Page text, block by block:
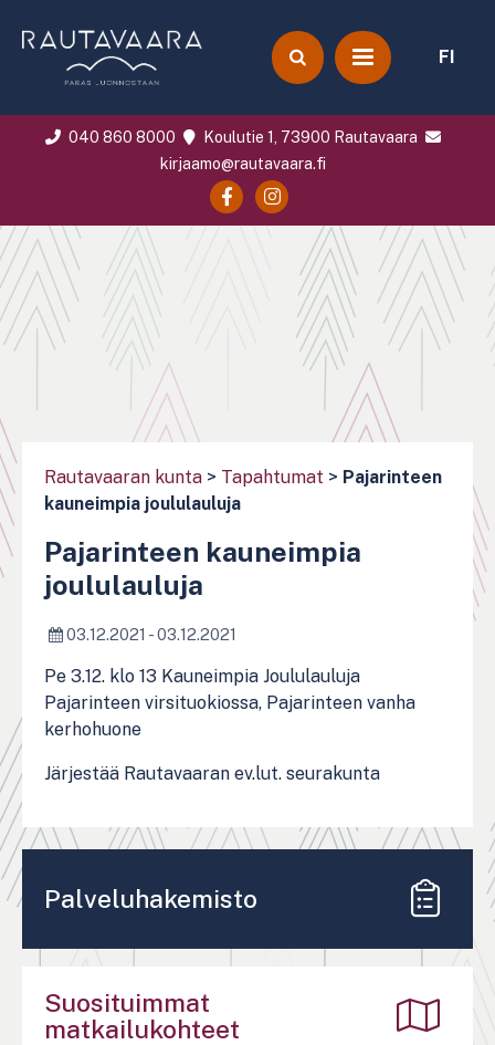
FI
040 860 8000
Koulutie 1, 73900 Rautavaara
kirjaamo@rautavaara.fi
Rautavaaran kunta > Tapahtumat > Pajarinteen
kauneimpia joululauluja
Pajarinteen kauneimpia
joululauluja
03.12.2021 - 03.12.2021
Pe 3.12. klo 13 Kauneimpia Joululauluja
Pajarinteen virsituokiossa, Pajarinteen vanha
kerhohuone
Järjestää Rautavaaran ev.lut. seurakunta
Palveluhakemisto
Suosituimmat
matkailukohteet